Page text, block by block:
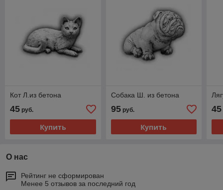
Кот Л.из бетона
45 руб.
Купить
Собака Ш. из бетона
95руб.
Купить
45
О нас
Рейтинг не сформирован
Менее 5 отзывов за последний год